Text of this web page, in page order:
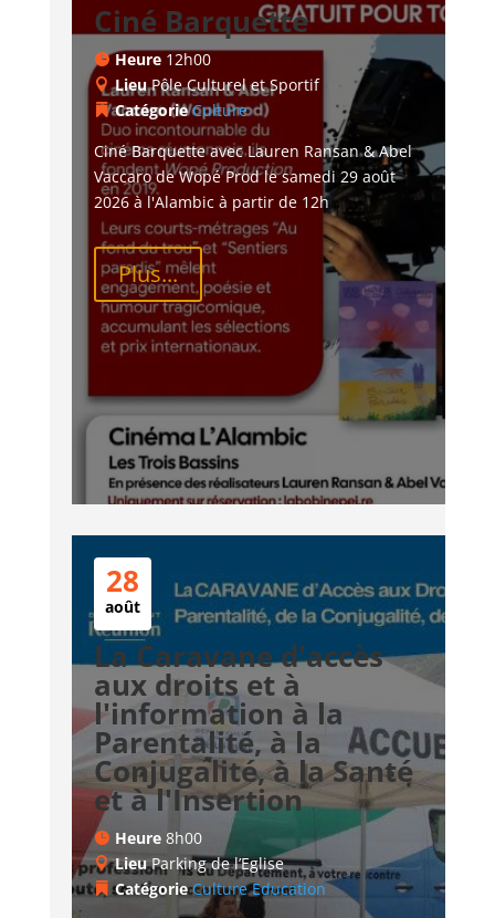
Ciné Barquette
Heure 12h00
LieuPôle Culturel et Sportif
CatégorieCulture
Ciné Barquette avec Lauren Ransan & Abel
Vaccaro de Wopé Prod le samedi 29 août
2026 à l'Alambic à partir de 12h
Plus...
28
août
La Caravane d'accès
aux droits et à
l'information à la
Parentalité, à la
Conjugalité, à la Santé
et à l'Insertion
Heure 8h00
LieuParking de l’Eglise
CatégorieCulture Education